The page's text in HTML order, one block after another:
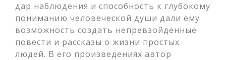
дар наблюдения и способность к глубокому
пониманию человеческой души дали ему
возможность создать непревзойденные
повести и рассказы о жизни простых
людей. В его произведениях автор